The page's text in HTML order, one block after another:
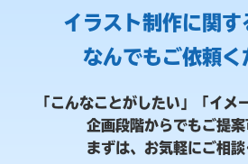
イラスト制作に関す
なんでもご依頼く
「こんなことがしたい」「イメ
企画段階からでもご提案
まずは、お気軽にご相談